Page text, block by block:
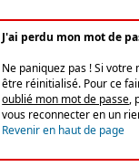
J'ai perdu mon mot de
Ne paniquez pas ! Si
être réinitialisé. Pour ce
oublié mon mot de passe,
vous reconnecter en un
Revenir en haut de page